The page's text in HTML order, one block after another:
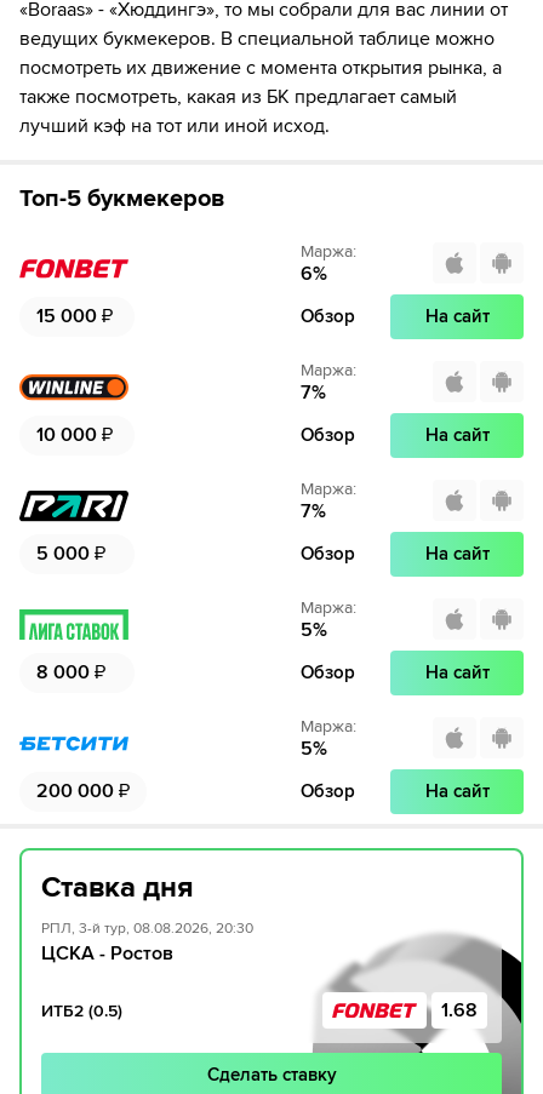
«Boraas» - «Xюддингэ», то мы собрали для вас линии от
ведущих букмекеров. В специальной таблице можно
посмотреть их движение с момента открытия рынка, а
также посмотреть, какая из БК предлагает самый
лучший кэф на тот или иной исход.
Топ-5 букмекеров
15 000 ₽
Маржа:
6%
Обзор На сайт
10 000 ₽
Маржа:
7%
Обзор На сайт
5 000 ₽
Маржа:
7%
Обзор На сайт
8 000 ₽
Маржа:
5%
Обзор На сайт
200 000 ₽
Маржа:
5%
Обзор На сайт
Ставка дня
РПЛ, 3-й тур, 08.08.2026, 20:30
ЦСКА - Ростов
ИТБ2 (0.5) 1.68
Сделать ставку